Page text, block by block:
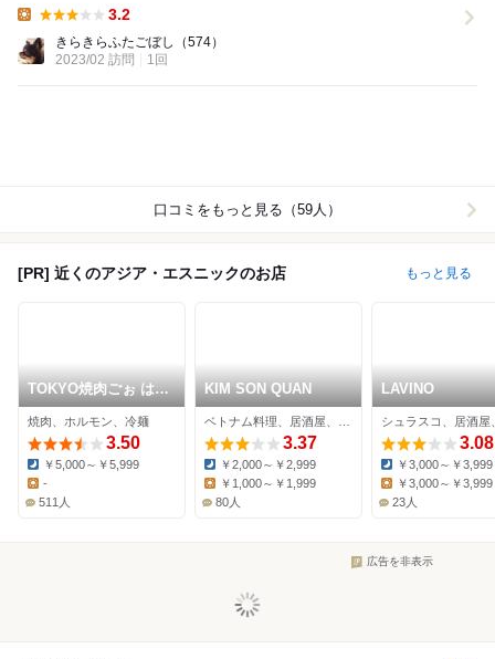
3.2
きらきらふたごぼし
（574）
2023/02 訪問
1回
口コミをもっと見る（59人）
[PR] 近くのアジア・エスニックのお店 もっと見る
TOKYO焼肉ごぉ はな
れ
焼肉、ホルモン、冷麺
3.50
Dinner:
￥5,000～￥5,999
-
511人
KIM SON QUAN
3.37
Dinner:
￥2,000～￥2,999
Lunch:
￥1,000～￥1,999
80人
LAVINO
3.08
Dinner:
￥3,000～￥3,999
Lunch:
￥3,000～￥3,999
23人
広告を非表示